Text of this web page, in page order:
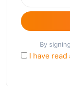
By
I have